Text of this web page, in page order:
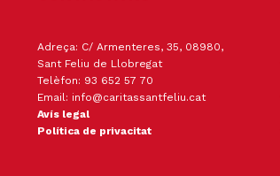
Adreça: C/ Armenteres, 35, 08980,
Sant Feliu de Llobregat
Telèfon: 93 652 57 70
Email: info@caritassantfeliu.cat
Avís legal
Política de privacitat